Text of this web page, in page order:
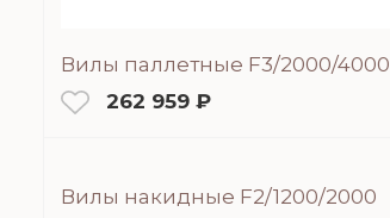
Вилы паллетные F3/2000/4000
262 959 ₽
Вилы накидные F2/1200/2000